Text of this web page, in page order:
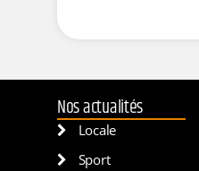
Nos actualités
Locale
Sport